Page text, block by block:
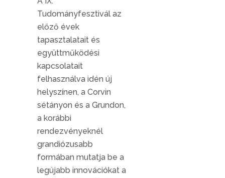
Tudományfesztivál az
előző évek
tapasztalatait és
együttműködési
kapcsolatait
felhasználva idén új
helyszínen, a Corvin
sétányon és a Grundon,
a korábbi
rendezvényeknél
grandiózusabb
formában mutatja be a
legújabb innovációkat a